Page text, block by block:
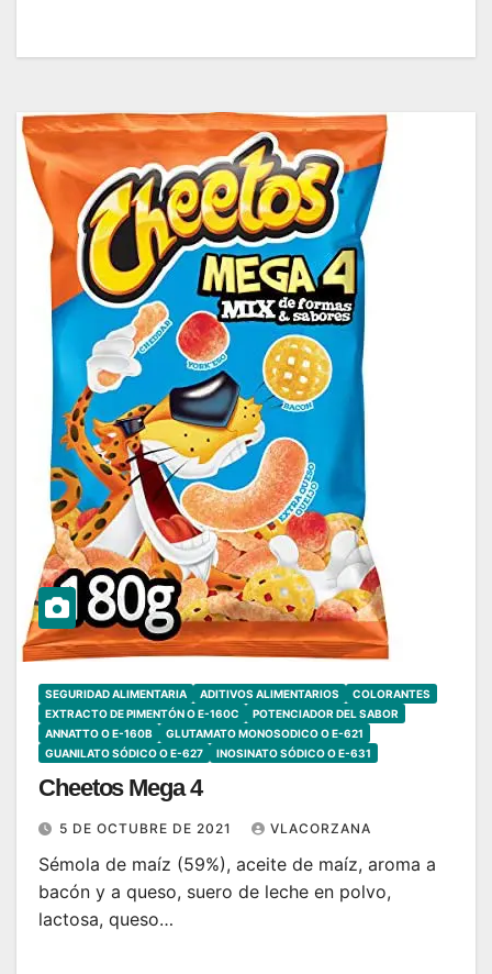
SEGURIDAD ALIMENTARIA ADITIVOS ALIMENTARIOS
COLORANTES
EXTRACTO DE PIMENTÓN O E-160C
POTENCIADOR DEL SABOR
ANNATTO O E-160B
GLUTAMATO MONOSODICO O E-621
GUANILATO SÓDICO O E-627
INOSINATO SÓDICO O E-631
Cheetos Mega 4
5 DE OCTUBRE DE 2021 VLACORZANA
Sémola de maíz (59%), aceite de maíz, aroma a
bacón y a queso, suero de leche en polvo,
lactosa, queso…